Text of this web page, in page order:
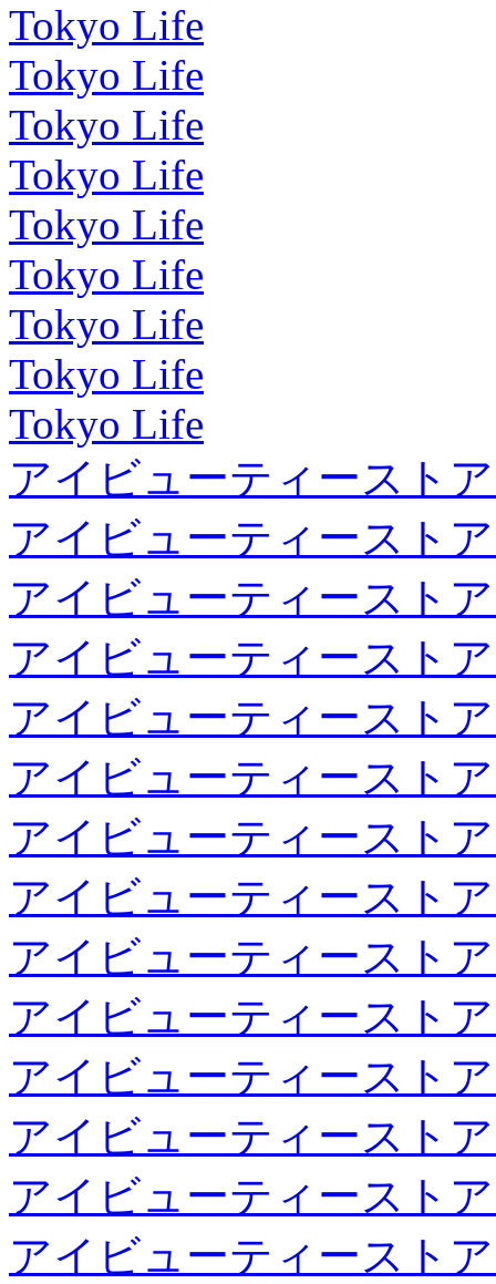
Tokyo Life
Tokyo Life
Tokyo Life
Tokyo Life
Tokyo Life
Tokyo Life
Tokyo Life
Tokyo Life
Tokyo Life
アイビューティースト
アイビューティースト
アイビューティースト
アイビューティースト
アイビューティースト
アイビューティースト
アイビューティースト
アイビューティースト
アイビューティースト
アイビューティースト
アイビューティースト
アイビューティースト
アイビューティースト
アイビューティースト